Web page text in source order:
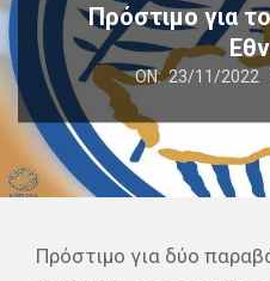
Πρόστιμο για
ON: 23/11/2022
Πρόστιμο για δύο